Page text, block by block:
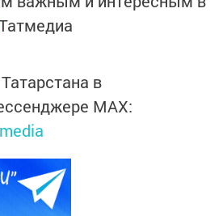
в
MАХ: